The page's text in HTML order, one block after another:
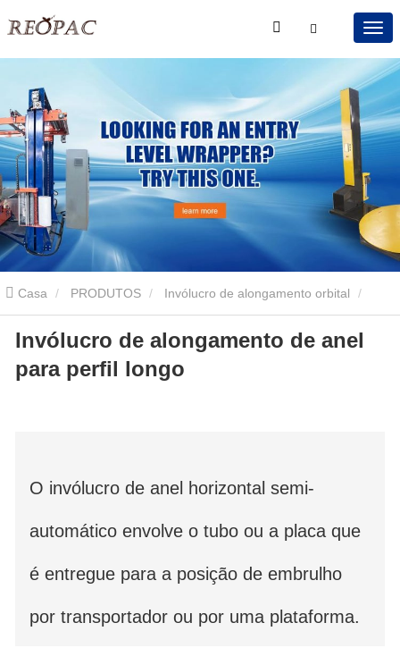
Casa PRODUTOS Invólucro de alongamento orbital
Invólucro de alongamento horizontal semi auto Invólucro de
alongamento de anel para perfil longo
Invólucro de alongamento de anel
para perfil longo
O invólucro de anel horizontal semi-
automático envolve o tubo ou a placa que
é entregue para a posição de embrulho
por transportador ou por uma plataforma.